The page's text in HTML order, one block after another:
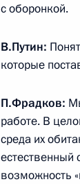
21 декабря
21 декабря
с оборонкой.
В.Путин:
которые
П.Фрадков:
работе. В
среда их
возможность